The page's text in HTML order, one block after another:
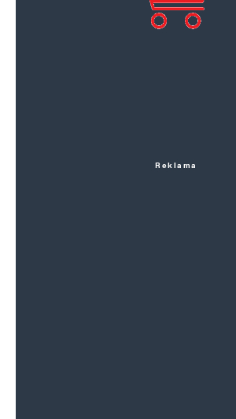
Reklama